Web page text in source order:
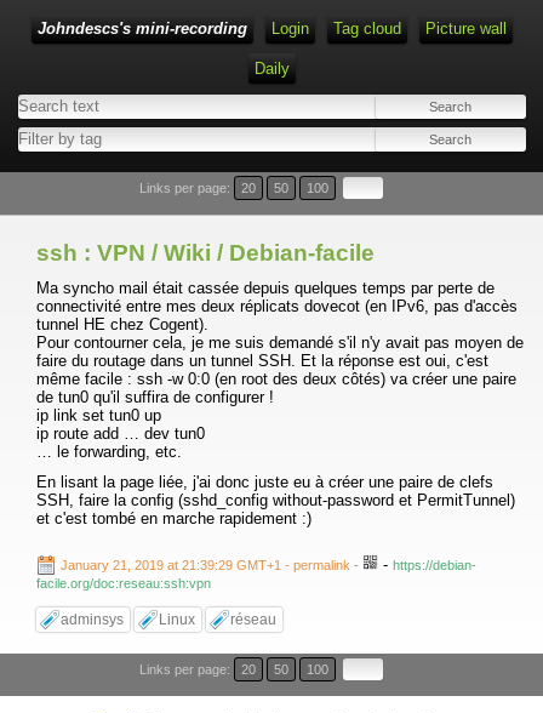
Johndescs's mini-recording Login Tag cloud Picture wall
Daily
Type 1 or more characters for results.
Links per page: 20 50 100
ssh : VPN / Wiki / Debian-facile
Ma syncho mail était cassée depuis quelques temps par perte de
connectivité entre mes deux réplicats dovecot (en IPv6, pas d'accès
tunnel HE chez Cogent).
Pour contourner cela, je me suis demandé s'il n'y avait pas moyen de
faire du routage dans un tunnel SSH. Et la réponse est oui, c'est
même facile : ssh -w 0:0 (en root des deux côtés) va créer une paire
de tun0 qu'il suffira de configurer !
ip link set tun0 up
ip route add … dev tun0
… le forwarding, etc.
En lisant la page liée, j'ai donc juste eu à créer une paire de clefs
SSH, faire la config (sshd_config without-password et PermitTunnel)
et c'est tombé en marche rapidement :)
January 21, 2019 at 21:39:29 GMT+1 - permalink - - https://debian-
facile.org/doc:reseau:ssh:vpn
adminsys Linux réseau
Links per page: 20 50 100